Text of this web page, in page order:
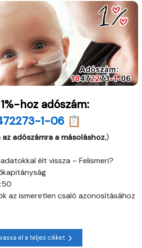
hoz adószám:
1-06 📋
adószámra a másoláshoz.)
élt vissza – Felismeri?
az ismeretlen csaló azonosításához
el a teljes cikket